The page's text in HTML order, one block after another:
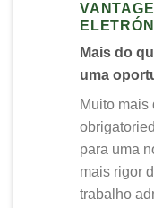
Mais do
uma
Muito mais
para uma
mais rigor
trabalho